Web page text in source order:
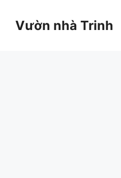
Vườn nhà Trinh